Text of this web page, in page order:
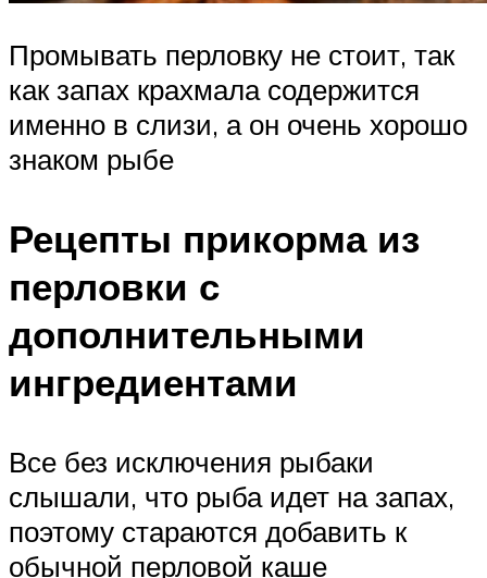
Промывать перловку не стоит, так
как запах крахмала содержится
именно в слизи, а он очень хорошо
знаком рыбе
Рецепты прикорма из
перловки с
дополнительными
ингредиентами
Все без исключения рыбаки
слышали, что рыба идет на запах,
поэтому стараются добавить к
обычной перловой каше